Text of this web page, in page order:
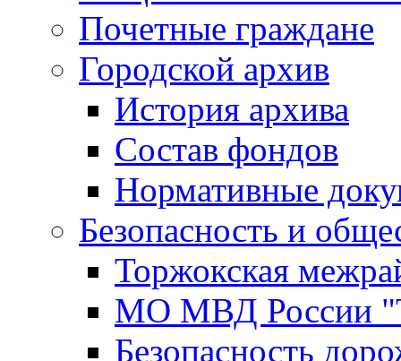
Почетные граждане
Городской архив
История архива
Состав фондов
Нормативные
Безопасность и
Торжокская
МО МВД России
Безопасность